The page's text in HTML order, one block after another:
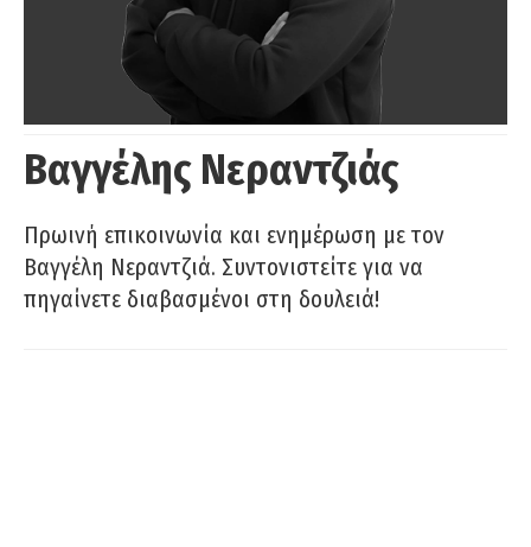
Βαγγέλης Νεραντζιάς
Πρωινή επικοινωνία και ενημέρωση με τον
Βαγγέλη Νεραντζιά. Συντονιστείτε για να
πηγαίνετε διαβασμένοι στη δουλειά!